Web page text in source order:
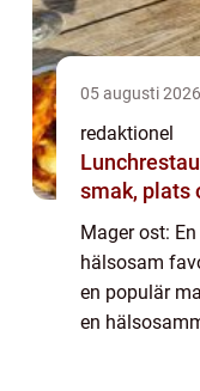
05 augusti 2026
redaktionel
smak, plats
Mager ost:
hälsosam
en populär
en